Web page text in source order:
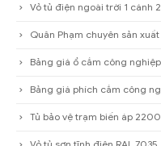
Vỏ tủ điện ngoài trời 1 cánh
Quân Phạm chuyên sản
Bảng giá ổ cắm công
Bảng giá phích cắm công
Tủ bảo vệ trạm biến áp